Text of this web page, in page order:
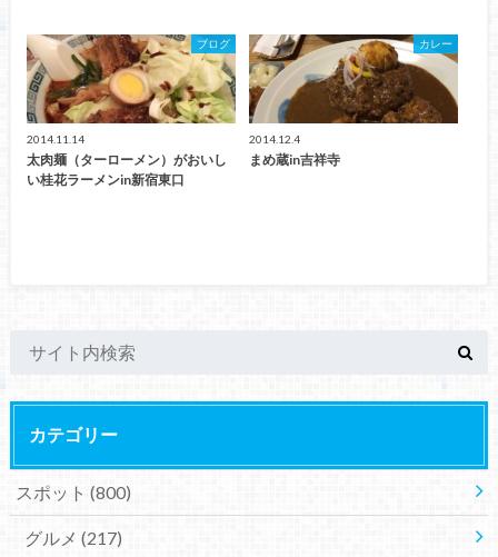
ブログ
2014.11.14
太肉麺（ターローメン）がおいし
い桂花ラーメンin新宿東口
カレー
2014.12.4
まめ蔵in吉祥寺
カテゴリー
スポット (800)
グルメ (217)